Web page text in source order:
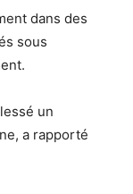
dans des
sous
un
a rapporté